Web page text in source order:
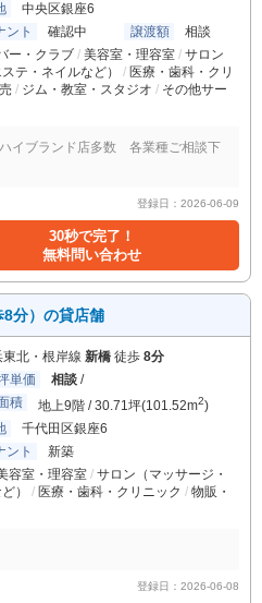
中央区銀座6
ント
確認中 譲渡額 相談
ー・クラブ 美容室・理容室
サロン
テ・ネイルなど）
医療・歯科・クリ
ジム・教室・スタジオ
その他サー
イブランド店多数 各業種ご相談下
登録日：2026-06-09
30秒で完了！
無料問い合わせ
分）の貸店舗
北・根岸線 新橋 徒歩 8分
単価
相談 /
積
地上9階 / 30.71坪(101.52m2)
千代田区銀座6
ント
新築
容室・理容室
サロン（マッサージ・
）
医療・歯科・クリニック
物販・
登録日：2026-06-08